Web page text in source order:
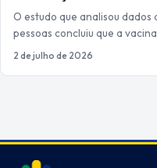
O estudo que analisou dados
pessoas concluiu que a
2 de julho de 2026